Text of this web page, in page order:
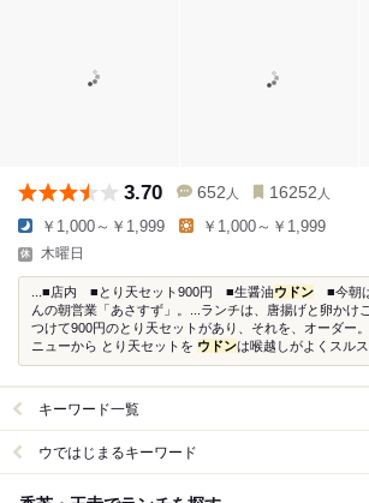
3.70 652 人 16252 人
￥1,000～￥1,999 ￥1,000～￥1,999
木曜日
...■店内 ■とり天セット900円 ■生醤油ウドン ■今朝
んの朝営業「あさすず」。...ランチは、唐揚げと卵かけ
つけて900円のとり天セットがあり、それを、オーダー
ニューから とり天セットを ウドンは喉越しがよくスルス
キーワード一覧
ウではじまるキーワード